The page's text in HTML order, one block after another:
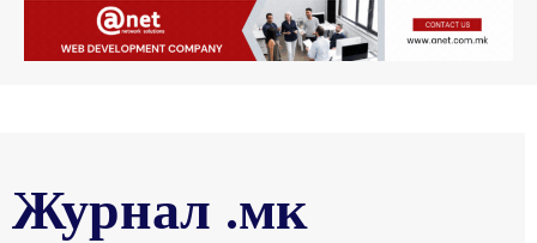
Журнал .мк